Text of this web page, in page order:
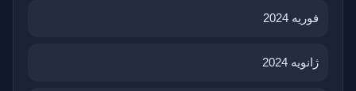
فوریه 2024
ژانویه 2024